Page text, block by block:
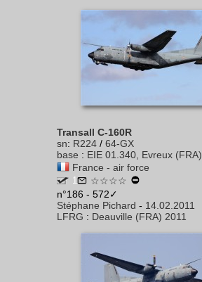
Transall C-160R
sn: R224 / 64-GX
base : EIE 01.340, Evreux (FRA)
France - air force
1
☆☆☆☆
n°186 - 572✓
Stéphane Pichard - 14.02.2011
LFRG : Deauville (FRA) 2011